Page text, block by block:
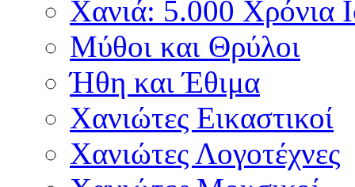
Χανιά: 5.000 Χρόνια
Μύθοι και Θρύλοι
Ήθη και Έθιμα
Χανιώτες Εικαστικοί
Χανιώτες Λογοτέχνες